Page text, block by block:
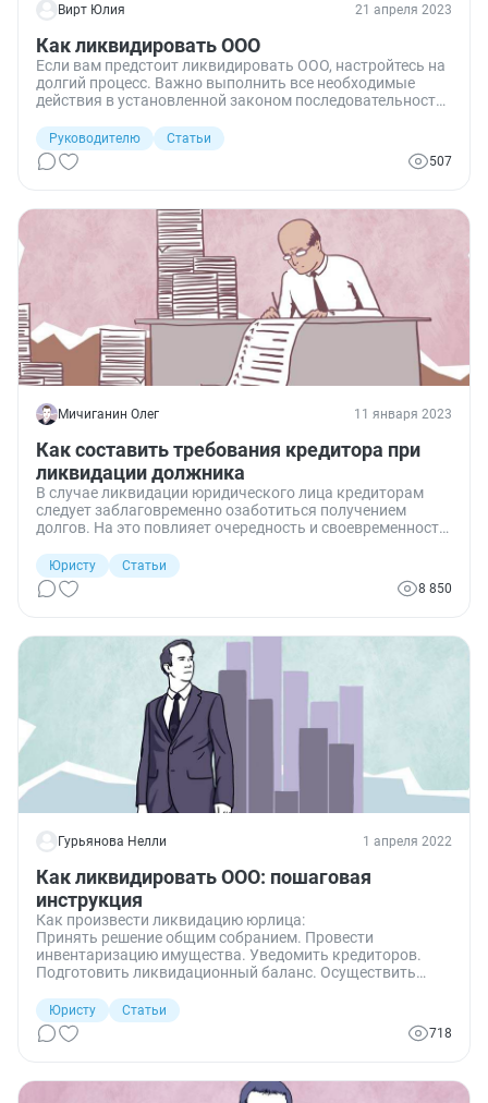
Вирт Юлия 21 апреля 2023
Как ликвидировать ООО
Если вам предстоит ликвидировать ООО, настройтесь на
долгий процесс. Важно выполнить все необходимые
действия в установленной законом последовательности.
ликвидировать ООО.
Руководителю
Статьи
507
Мичиганин Олег 11 января 2023
Как составить требования кредитора при
ликвидации должника
В случае ликвидации юридического лица кредиторам
следует заблаговременно озаботиться получением
долгов. На это повлияет очередность и своевременность
Юристу
Статьи
8 850
Гурьянова Нелли 1 апреля 2022
Как ликвидировать ООО: пошаговая
инструкция
Как произвести ликвидацию юрлица:
Принять решение общим собранием. Провести
инвентаризацию имущества. Уведомить кредиторов.
Подготовить ликвидационный баланс. Осуществить
заявление об исключении из реестра юридических лиц.
Юристу
Статьи
718